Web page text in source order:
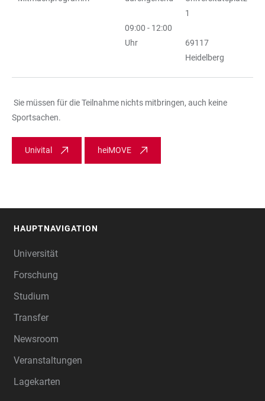
09:00 - 12:00
Uhr
1
69117
Heidelberg
Sie müssen für die Teilnahme nichts mitbringen, auch keine
Sportsachen.
Univital heiMOVE
HAUPTNAVIGATION
Universität
Forschung
Studium
Transfer
Newsroom
Veranstaltungen
Lagekarten